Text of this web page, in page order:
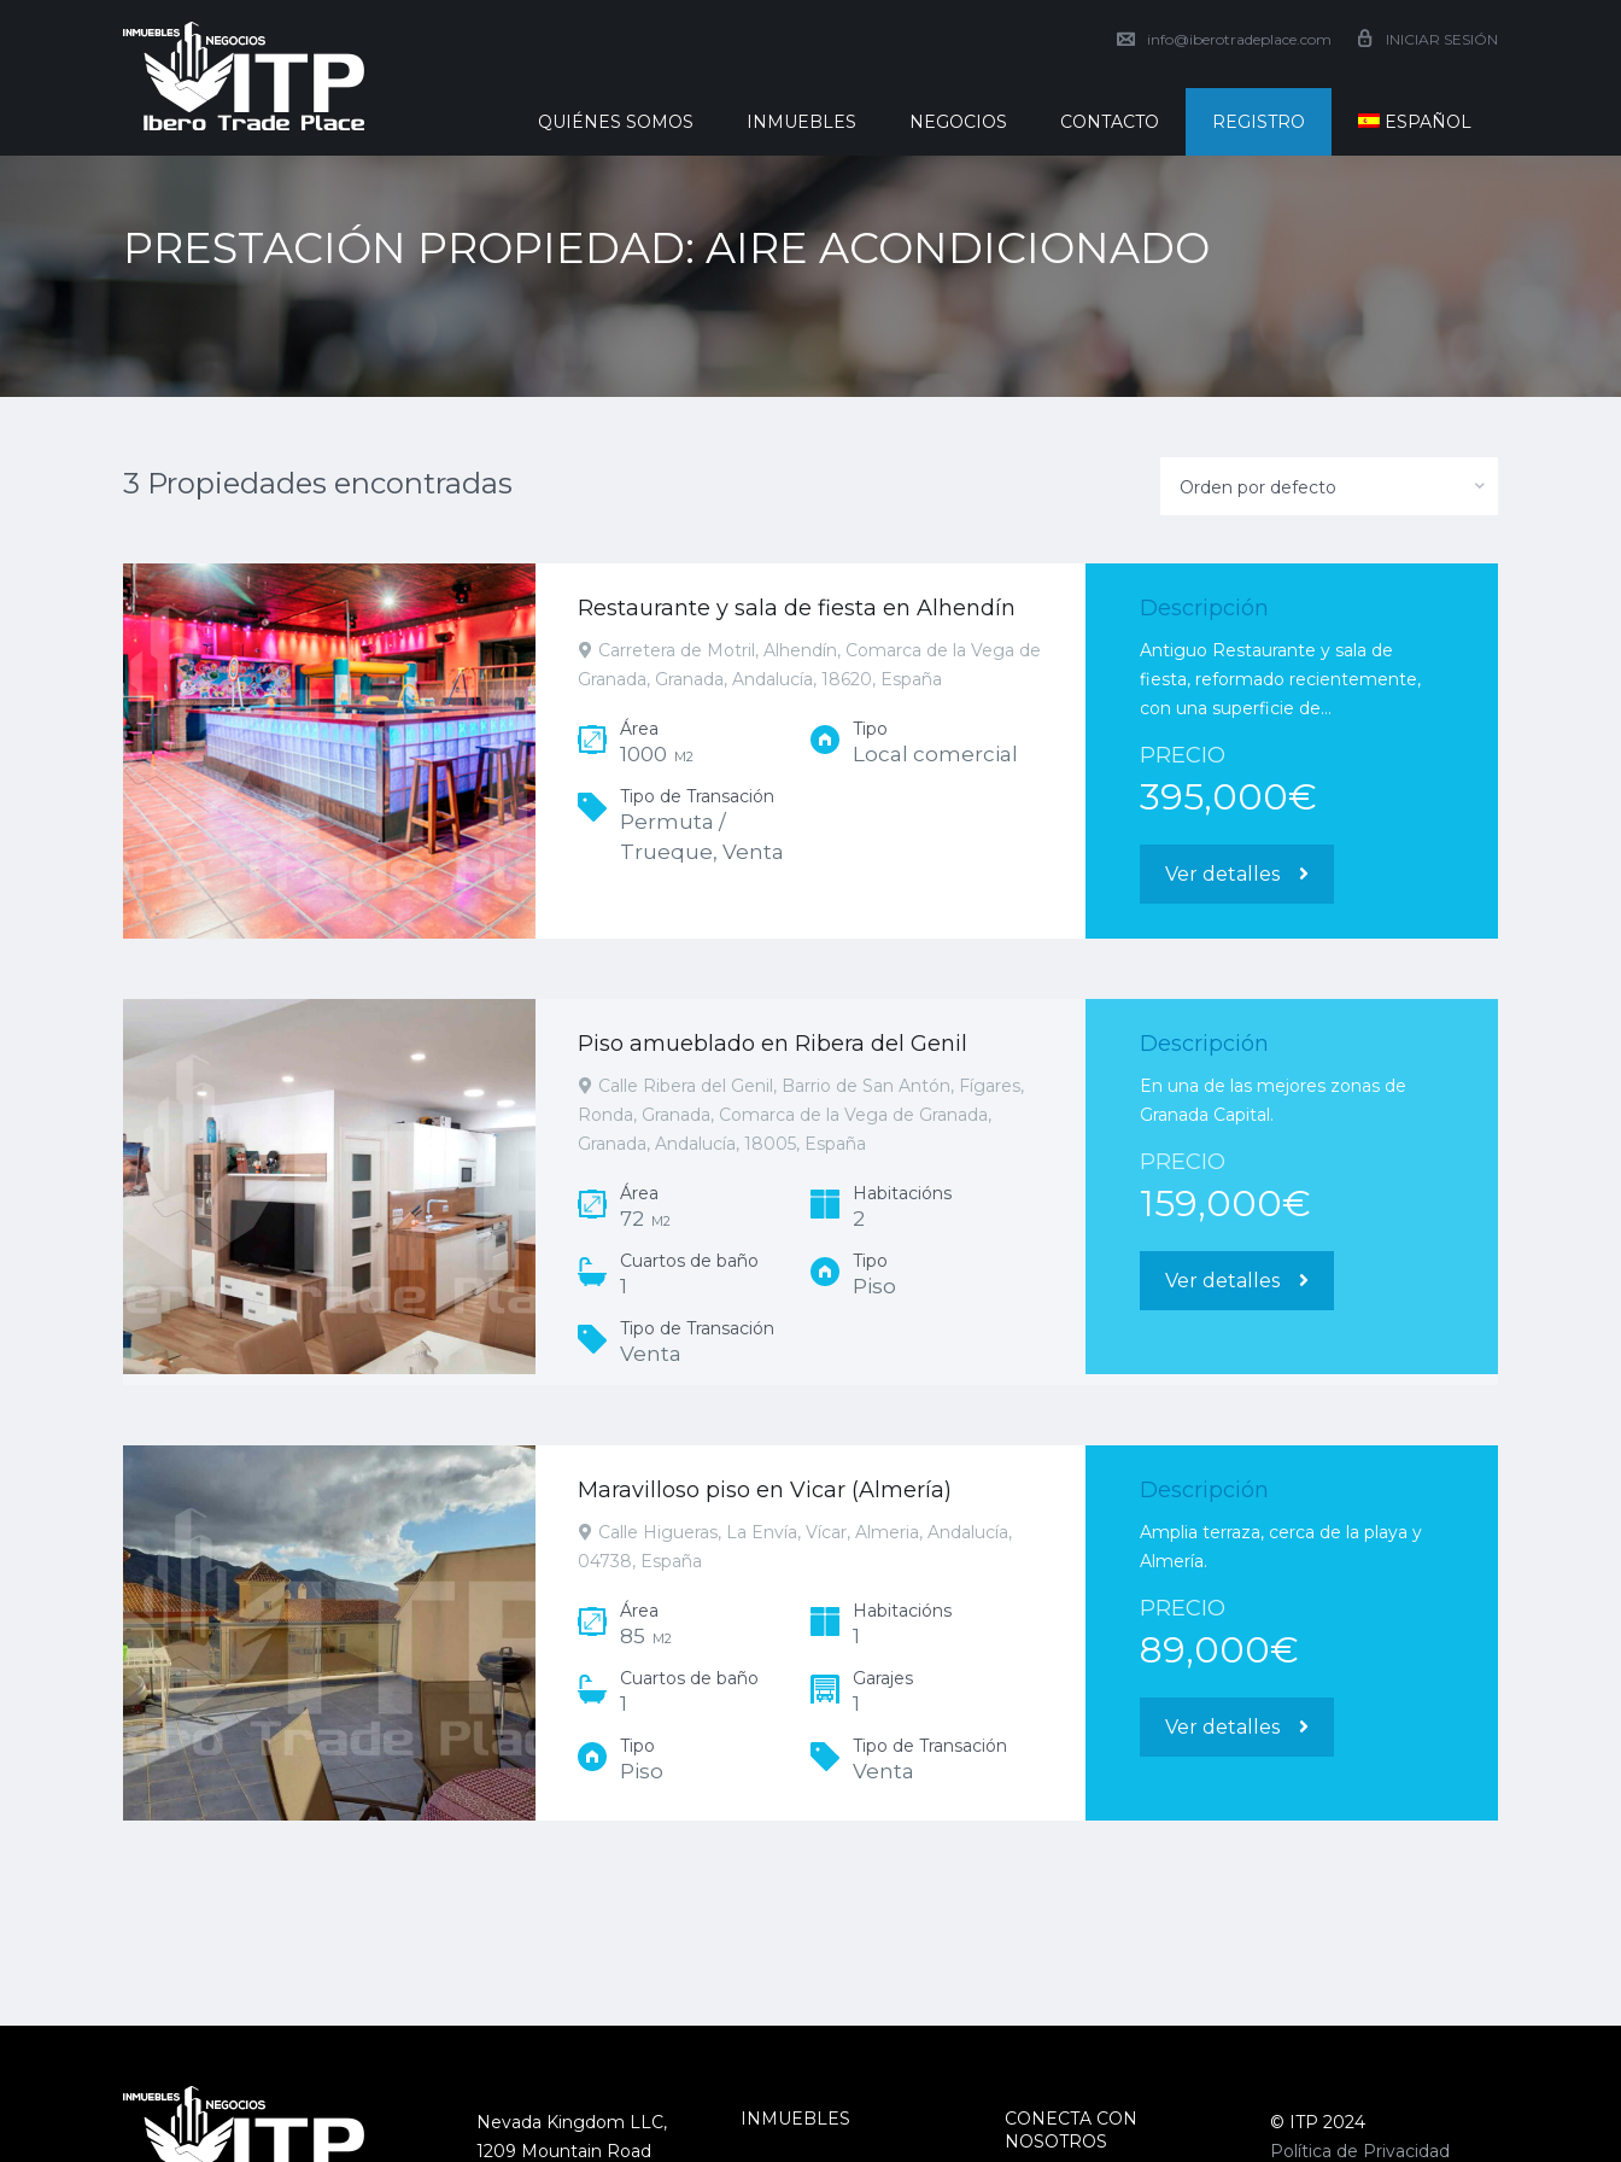
info@iberotradeplace.com INICIAR SESIÓN
QUIÉNES SOMOS INMUEBLES NEGOCIOS CONTACTO REGISTRO ESPAÑOL
PRESTACIÓN PROPIEDAD: AIRE ACONDICIONADO
3 Propiedades encontradas Orden por defecto
Restaurante y sala de fiesta en Alhendín
Carretera de Motril, Alhendín, Comarca de la Vega de
Granada, Granada, Andalucía, 18620, España
Área
1000 M2
Tipo
Local comercial
Tipo de Transación
Permuta /
Trueque, Venta
Descripción
Antiguo Restaurante y sala de
fiesta, reformado recientemente,
con una superficie de…
PRECIO
395,000€
Ver detalles
Piso amueblado en Ribera del Genil
Calle Ribera del Genil, Barrio de San Antón, Fígares,
Ronda, Granada, Comarca de la Vega de Granada,
Granada, Andalucía, 18005, España
Área
72 M2
Habitacións
2
Cuartos de baño
1
Tipo
Piso
Tipo de Transación
Venta
Descripción
En una de las mejores zonas de
Granada Capital.
PRECIO
159,000€
Ver detalles
Maravilloso piso en Vicar (Almería)
Calle Higueras, La Envía, Vícar, Almeria, Andalucía,
04738, España
Área
85 M2
Habitacións
1
Cuartos de baño
1
Garajes
1
Tipo
Piso
Tipo de Transación
Venta
Descripción
Amplia terraza, cerca de la playa y
Almería.
PRECIO
89,000€
Ver detalles
Nevada Kingdom LLC,
1209 Mountain Road
INMUEBLES
CONECTA CON
NOSOTROS
© ITP 2024
Política de Privacidad